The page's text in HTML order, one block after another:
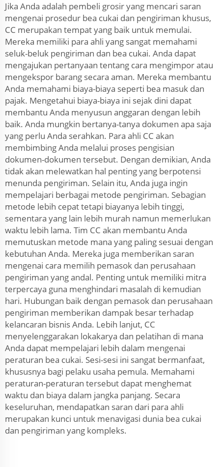
Jika Anda adalah pembeli grosir yang mencari saran
mengenai prosedur bea cukai dan pengiriman khusus,
CC merupakan tempat yang baik untuk memulai.
Mereka memiliki para ahli yang sangat memahami
seluk-beluk pengiriman dan bea cukai. Anda dapat
mengajukan pertanyaan tentang cara mengimpor atau
mengekspor barang secara aman. Mereka membantu
Anda memahami biaya-biaya seperti bea masuk dan
pajak. Mengetahui biaya-biaya ini sejak dini dapat
membantu Anda menyusun anggaran dengan lebih
baik. Anda mungkin bertanya-tanya dokumen apa saja
yang perlu Anda serahkan. Para ahli CC akan
membimbing Anda melalui proses pengisian
dokumen-dokumen tersebut. Dengan demikian, Anda
tidak akan melewatkan hal penting yang berpotensi
menunda pengiriman. Selain itu, Anda juga ingin
mempelajari berbagai metode pengiriman. Sebagian
metode lebih cepat tetapi biayanya lebih tinggi,
sementara yang lain lebih murah namun memerlukan
waktu lebih lama. Tim CC akan membantu Anda
memutuskan metode mana yang paling sesuai dengan
kebutuhan Anda. Mereka juga memberikan saran
mengenai cara memilih pemasok dan perusahaan
pengiriman yang andal. Penting untuk memiliki mitra
terpercaya guna menghindari masalah di kemudian
hari. Hubungan baik dengan pemasok dan perusahaan
pengiriman memberikan dampak besar terhadap
kelancaran bisnis Anda. Lebih lanjut, CC
menyelenggarakan lokakarya dan pelatihan di mana
Anda dapat mempelajari lebih dalam mengenai
peraturan bea cukai. Sesi-sesi ini sangat bermanfaat,
khususnya bagi pelaku usaha pemula. Memahami
peraturan-peraturan tersebut dapat menghemat
waktu dan biaya dalam jangka panjang. Secara
keseluruhan, mendapatkan saran dari para ahli
merupakan kunci untuk menavigasi dunia bea cukai
dan pengiriman yang kompleks.